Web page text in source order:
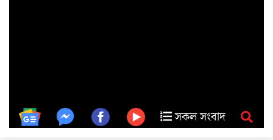
সকল সংবাদ